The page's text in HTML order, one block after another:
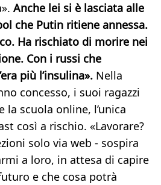
Anche lei si è lasciata alle
che Putin ritiene annessa.
Ha rischiato di morire nei
Con i russi che
più l’insulina». Nella
concesso, i suoi ragazzi
la scuola online, l’unica
così a rischio. «Lavorare?
solo via web - sospira
a loro, in attesa di capire
e che cosa potrà